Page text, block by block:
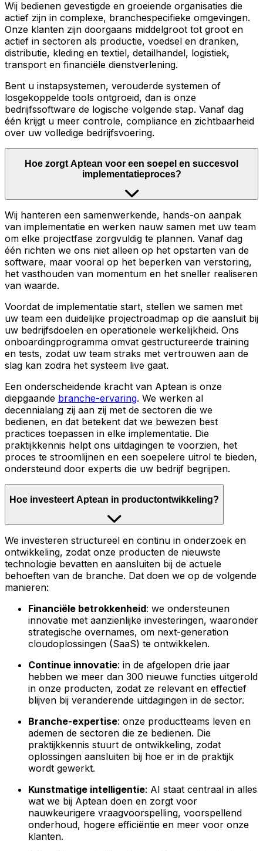
Wij bedienen gevestigde en groeiende organisaties die
actief zijn in complexe, branchespecifieke omgevingen.
Onze klanten zijn doorgaans middelgroot tot groot en
actief in sectoren als productie, voedsel en dranken,
distributie, kleding en textiel, detailhandel, logistiek,
transport en financiële dienstverlening.
Bent u instapsystemen, verouderde systemen of
losgekoppelde tools ontgroeid, dan is onze
bedrijfssoftware de logische volgende stap. Vanaf dag
één krijgt u meer controle, compliance en zichtbaarheid
over uw volledige bedrijfsvoering.
Hoe zorgt Aptean voor een soepel en succesvol
implementatieproces?
Wij hanteren een samenwerkende, hands-on aanpak
van implementatie en werken nauw samen met uw team
om elke projectfase zorgvuldig te plannen. Vanaf dag
één richten we ons niet alleen op het opstarten van de
software, maar vooral op het beperken van verstoring,
het vasthouden van momentum en het sneller realiseren
van waarde.
Voordat de implementatie start, stellen we samen met
uw team een duidelijke projectroadmap op die aansluit bij
uw bedrijfsdoelen en operationele werkelijkheid. Ons
onboardingprogramma omvat gestructureerde training
en tests, zodat uw team straks met vertrouwen aan de
slag kan zodra het systeem live gaat.
Een onderscheidende kracht van Aptean is onze
diepgaande branche-ervaring. We werken al
decennialang zij aan zij met de sectoren die we
bedienen, en dat betekent dat we bewezen best
practices toepassen in elke implementatie. Die
praktijkkennis helpt ons uitdagingen te voorzien, het
proces te stroomlijnen en een soepelere uitrol te bieden,
ondersteund door experts die uw bedrijf begrijpen.
Hoe investeert Aptean in productontwikkeling?
We investeren structureel en continu in onderzoek en
ontwikkeling, zodat onze producten de nieuwste
technologie bevatten en aansluiten bij de actuele
behoeften van de branche. Dat doen we op de volgende
manieren:
Financiële betrokkenheid: we ondersteunen
innovatie met aanzienlijke investeringen, waaronder
strategische overnames, om next-generation
cloudoplossingen (SaaS) te ontwikkelen.
Continue innovatie: in de afgelopen drie jaar
hebben we meer dan 300 nieuwe functies uitgerold
in onze producten, zodat ze relevant en effectief
blijven bij veranderende uitdagingen in de sector.
Branche-expertise: onze productteams leven en
ademen de sectoren die ze bedienen. Die
praktijkkennis stuurt de ontwikkeling, zodat
oplossingen aansluiten bij hoe er in de praktijk
wordt gewerkt.
Kunstmatige intelligentie: AI staat centraal in alles
wat we bij Aptean doen en zorgt voor
nauwkeurigere vraagvoorspelling, voorspellend
onderhoud, hogere efficiëntie en meer voor onze
klanten.